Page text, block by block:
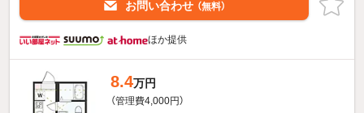
お問い合わせ （無料）
ほか提供
8.4万円
（管理費4,000円）